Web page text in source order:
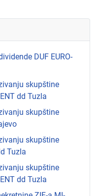
DUF EURO-
skupštine
dd Tuzla
skupštine
skupštine
Tuzla
skupštine
dd Tuzla